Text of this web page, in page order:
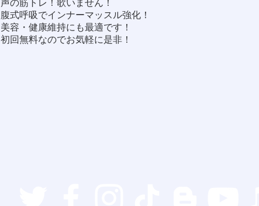
声の筋トレ！歌いません！
腹式呼吸でインナーマッスル強化！
美容・健康維持にも最適です！
初回無料なのでお気軽に是非！